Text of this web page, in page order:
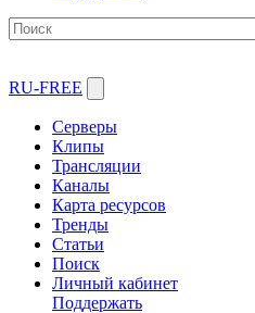
RU-FREE
Серверы
Клипы
Трансляции
Каналы
Карта ресурсов
Тренды
Статьи
Поиск
Личный кабинет
Поддержать